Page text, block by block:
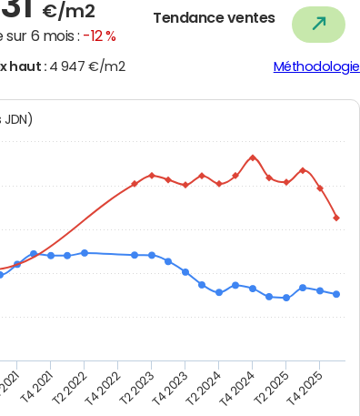
€/m2
sur 6 mois : -12 %
Tendance ventes
haut : 4 947 €/m2 Méthodologie
JDN)
T4 2021T2 2022T4 2022T2 2023T4 2023T2 2024T4 2024T2 2025T4 2025